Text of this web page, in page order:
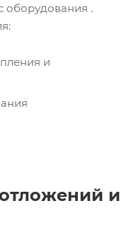
оборудования .
и
и